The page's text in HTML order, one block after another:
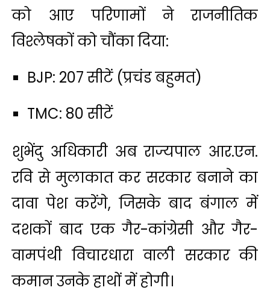
को आए परिणामों ने राजनीतिक
विश्लेषकों को चौंका दिया:
BJP: 207 सीटें (प्रचंड बहुमत)
TMC: 80 सीटें
शुभेंदु अधिकारी अब राज्यपाल आर.एन.
रवि से मुलाकात कर सरकार बनाने का
दावा पेश करेंगे, जिसके बाद बंगाल में
दशकों बाद एक गैर-कांग्रेसी और गैर-
वामपंथी विचारधारा वाली सरकार की
कमान उनके हाथों में होगी।